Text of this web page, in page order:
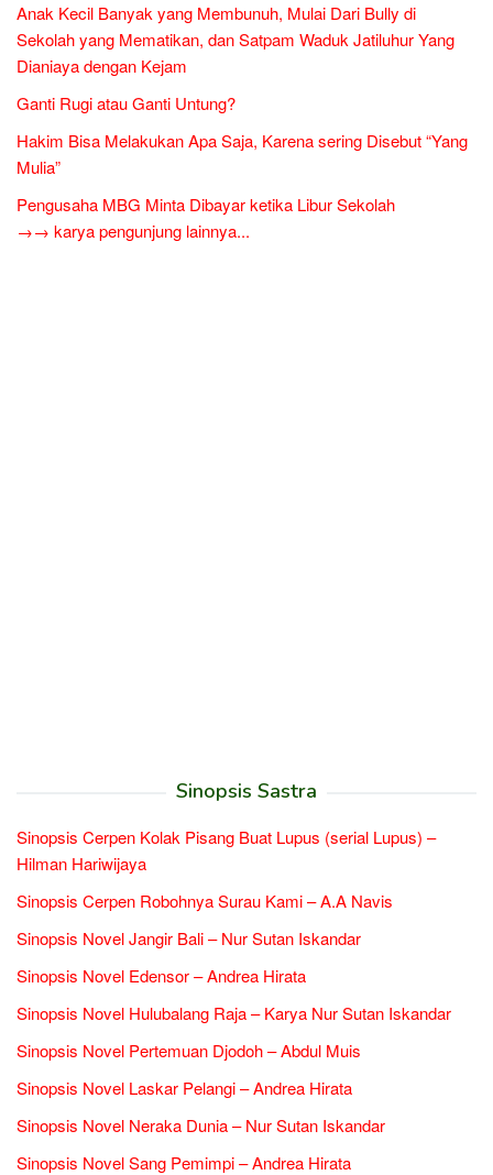
Anak Kecil Banyak yang Membunuh, Mulai Dari Bully di
Sekolah yang Mematikan, dan Satpam Waduk Jatiluhur Yang
Dianiaya dengan Kejam
Ganti Rugi atau Ganti Untung?
Hakim Bisa Melakukan Apa Saja, Karena sering Disebut “Yang
Mulia”
Pengusaha MBG Minta Dibayar ketika Libur Sekolah
→→ karya pengunjung lainnya...
Sinopsis Sastra
Sinopsis Cerpen Kolak Pisang Buat Lupus (serial Lupus) –
Hilman Hariwijaya
Sinopsis Cerpen Robohnya Surau Kami – A.A Navis
Sinopsis Novel Jangir Bali – Nur Sutan Iskandar
Sinopsis Novel Edensor – Andrea Hirata
Sinopsis Novel Hulubalang Raja – Karya Nur Sutan Iskandar
Sinopsis Novel Pertemuan Djodoh – Abdul Muis
Sinopsis Novel Laskar Pelangi – Andrea Hirata
Sinopsis Novel Neraka Dunia – Nur Sutan Iskandar
Sinopsis Novel Sang Pemimpi – Andrea Hirata